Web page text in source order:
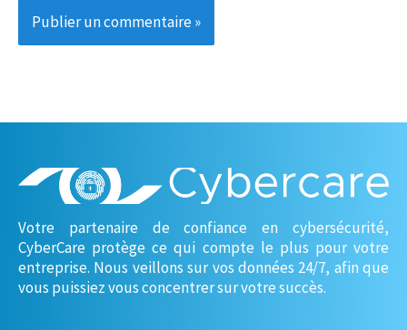
Votre partenaire de confiance en cybersécurité,
CyberCare protège ce qui compte le plus pour votre
entreprise. Nous veillons sur vos données 24/7, afin que
vous puissiez vous concentrer sur votre succès.